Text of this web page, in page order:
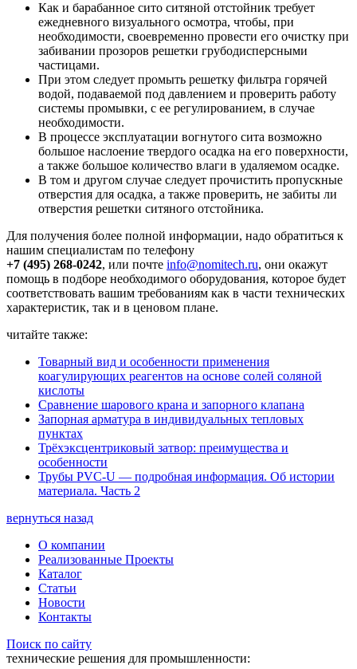
Как и барабанное сито ситяной отстойник требует
ежедневного визуального осмотра, чтобы, при
необходимости, своевременно провести его очистку при
забивании прозоров решетки грубодисперсными
частицами.
При этом следует промыть решетку фильтра горячей
водой, подаваемой под давлением и проверить работу
системы промывки, с ее регулированием, в случае
необходимости.
В процессе эксплуатации вогнутого сита возможно
большое наслоение твердого осадка на его поверхности,
а также большое количество влаги в удаляемом осадке.
В том и другом случае следует прочистить пропускные
отверстия для осадка, а также проверить, не забиты ли
отверстия решетки ситяного отстойника.
Для получения более полной информации, надо обратиться к
нашим специалистам по телефону
+7 (495) 268-0242, или почте info@nomitech.ru, они окажут
помощь в подборе необходимого оборудования, которое будет
соответствовать вашим требованиям как в части технических
характеристик, так и в ценовом плане.
читайте также:
Товарный вид и особенности применения
коагулирующих реагентов на основе солей соляной
кислоты
Сравнение шарового крана и запорного клапана
Запорная арматура в индивидуальных тепловых
пунктах
Трёхэксцентриковый затвор: преимущества и
особенности
Трубы PVC-U — подробная информация. Об истории
материала. Часть 2
вернуться назад
О компании
Реализованные Проекты
Каталог
Статьи
Новости
Контакты
Поиск по сайту
технические решения для промышленности: